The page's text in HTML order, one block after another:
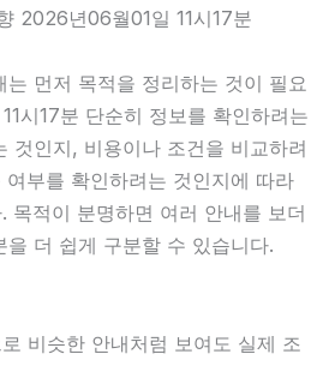
2026년06월01일 11시17분
는 먼저 목적을 정리하는 것이 필요
시17분 단순히 정보를 확인하려는
것인지, 비용이나 조건을 비교하려
부를 확인하려는 것인지에 따라
목적이 분명하면 여러 안내를 보더
더 쉽게 구분할 수 있습니다.
비슷한 안내처럼 보여도 실제 조